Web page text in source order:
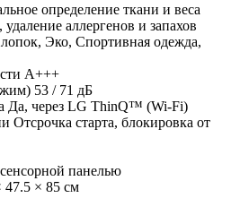
определение ткани и веса
аллергенов и запахов
Эко, Спортивная одежда,
A+++
53 / 71 дБ
Да, через LG ThinQ™ (Wi-Fi)
старта, блокировка от
панелью
× 85 см